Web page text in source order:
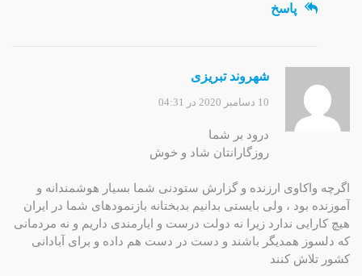
پاسخ
شهروند تبریزی
10 دسامبر 2020 در 04:31
درود بر شما
روزگارانتان شاد و خوش
اگرچه واکاوی ارزنده و گزارش ستودنی شما بسیار هوشمندانه و
آموزنده بود ، ولی بایستی بدانیم بدبختانه بازنمودهای شما در ایران
هیچ کارایی ندارد زیرا نه دولت درست و ایارمندی داریم و نه مردمانی
که دلسوز همدیگر باشند و دست در دست هم داده و برای آبادانی
کشور تلاش کنند